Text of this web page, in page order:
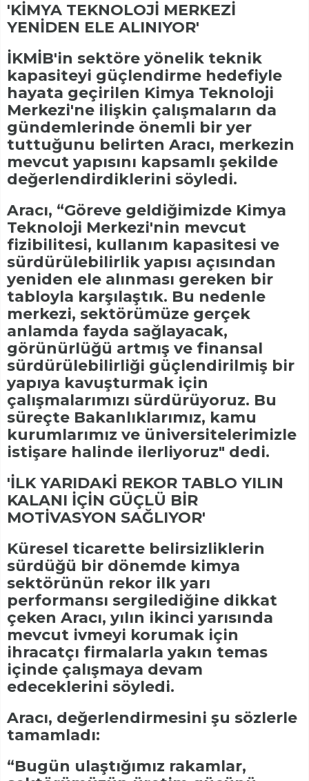
'KİMYA TEKNOLOJİ MERKEZİ
YENİDEN ELE ALINIYOR'
İKMİB'in sektöre yönelik teknik
kapasiteyi güçlendirme hedefiyle
hayata geçirilen Kimya Teknoloji
Merkezi'ne ilişkin çalışmaların da
gündemlerinde önemli bir yer
tuttuğunu belirten Aracı, merkezin
mevcut yapısını kapsamlı şekilde
değerlendirdiklerini söyledi.
Aracı, “Göreve geldiğimizde Kimya
Teknoloji Merkezi'nin mevcut
fizibilitesi, kullanım kapasitesi ve
sürdürülebilirlik yapısı açısından
yeniden ele alınması gereken bir
tabloyla karşılaştık. Bu nedenle
merkezi, sektörümüze gerçek
anlamda fayda sağlayacak,
görünürlüğü artmış ve finansal
sürdürülebilirliği güçlendirilmiş bir
yapıya kavuşturmak için
çalışmalarımızı sürdürüyoruz. Bu
süreçte Bakanlıklarımız, kamu
kurumlarımız ve üniversitelerimizle
istişare halinde ilerliyoruz" dedi.
'İLK YARIDAKİ REKOR TABLO YILIN
KALANI İÇİN GÜÇLÜ BİR
MOTİVASYON SAĞLIYOR'
Küresel ticarette belirsizliklerin
sürdüğü bir dönemde kimya
sektörünün rekor ilk yarı
performansı sergilediğine dikkat
çeken Aracı, yılın ikinci yarısında
mevcut ivmeyi korumak için
ihracatçı firmalarla yakın temas
içinde çalışmaya devam
edeceklerini söyledi.
Aracı, değerlendirmesini şu sözlerle
tamamladı:
“Bugün ulaştığımız rakamlar,